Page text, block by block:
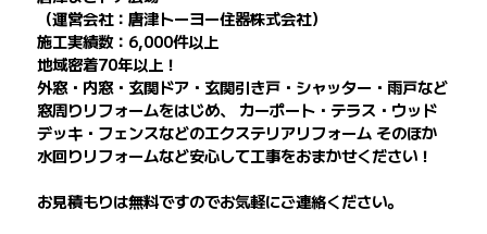
（運営会社：唐津トーヨー住器株式会社）
施工実績数：6,000件以上
地域密着70年以上！
外窓・内窓・玄関ドア・玄関引き戸・シャッター・雨戸など
窓周りリフォームをはじめ、 カーポート・テラス・ウッド
デッキ・フェンスなどのエクステリアリフォーム そのほか
水回りリフォームなど安心して工事をおまかせください！
お見積もりは無料ですのでお気軽にご連絡ください。